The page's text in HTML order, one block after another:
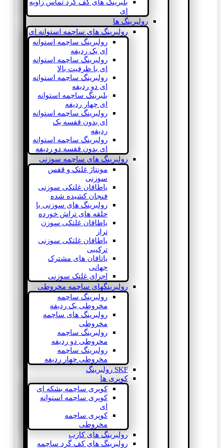
بلبرینگ های کف گرد تماس زاویه
ای
رولبرینگ ها
رولبرینگ های ساچمه استوانه ای
رولبرینگ ساچمه استوانه
ای یک ردیفه
رولبرینگ ساچمه استوانه
ای با ظرفیت بالا
رولبرینگ ساچمه استوانه
ای دو ردیفه
بلبرینگ ساچمه استوانه
ای چهار ردیفه
رولبرینگ ساچمه استوانه
ای بدون قفسه یک
ردیفه
رولبرینگ ساچمه استوانه
ای بدون قفسه دو ردیفه
رولبرینگ های ساچمه سوزنی
مونتاژ غلتک و قفس
سوزنی
یاطاقان غلتکی سوزنی
فنجان کشیده شده
رولبرینگ های سوزنی با
حلقه های تراش خورده
یاطاقان غلتکی سوزن
تراز
یاطاقان غلتکی سوزنی
ترکیبی
یاتاقان های مشترک
جهانی
اجزای غلتک سوزنی
رولبرینگهای ساچمه مخروطی
رولبرینگ ساچمه
مخروطی یک ردیفه
رولبرینگ های ساچمه
مخروطی
رولبرینگ ساچمه
مخروطی دو ردیفه
رولبرینگ ساچمه
مخروطی چهار ردیفه
SKF رولبرینگ
کوپری ها
کوپری ساچمه بشکه ای
کوپری ساچمه استوانه
ای
کوپری ساچمه
مخروطی
رولبرینگ های کارب
رولبرینگ های کف گرد ساچمه